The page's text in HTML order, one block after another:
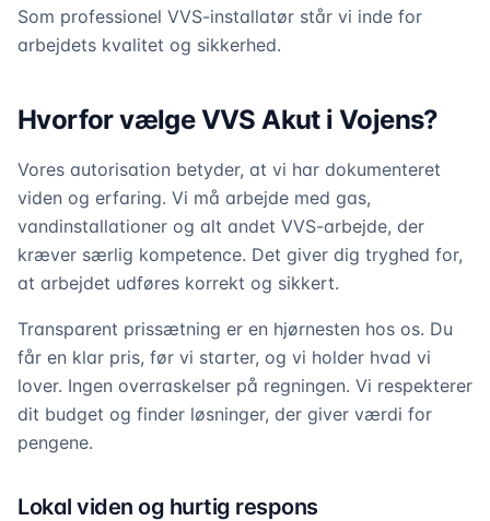
Som professionel VVS-installatør står vi inde for
arbejdets kvalitet og sikkerhed.
Hvorfor vælge VVS Akut i Vojens?
Vores autorisation betyder, at vi har dokumenteret
viden og erfaring. Vi må arbejde med gas,
vandinstallationer og alt andet VVS-arbejde, der
kræver særlig kompetence. Det giver dig tryghed for,
at arbejdet udføres korrekt og sikkert.
Transparent prissætning er en hjørnesten hos os. Du
får en klar pris, før vi starter, og vi holder hvad vi
lover. Ingen overraskelser på regningen. Vi respekterer
dit budget og finder løsninger, der giver værdi for
pengene.
Lokal viden og hurtig respons